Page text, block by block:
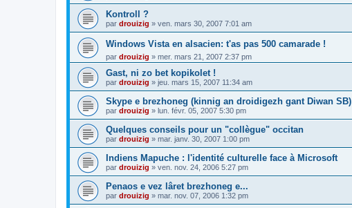
Kontroll ?
par drouizig » ven. mars 30, 2007 7:01 am
Windows Vista en alsacien: t'as pas 500 camarade !
par drouizig » mer. mars 21, 2007 2:37 pm
Gast, ni zo bet kopikolet !
par drouizig » jeu. mars 15, 2007 11:34 am
Skype e brezhoneg (kinnig an droidigezh gant Diwan SB)
par drouizig » lun. févr. 05, 2007 5:30 pm
Quelques conseils pour un "collègue" occitan
par drouizig » mar. janv. 30, 2007 1:00 pm
Indiens Mapuche : l'identité culturelle face à Microsoft
par drouizig » ven. nov. 24, 2006 5:27 pm
Penaos e vez lâret brezhoneg e...
par drouizig » mar. nov. 07, 2006 1:32 pm